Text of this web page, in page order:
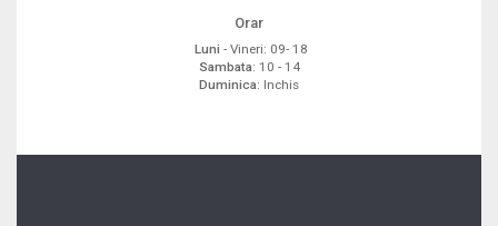
Orar
Luni - Vineri: 09- 18
Sambata: 10 - 14
Duminica: Inchis